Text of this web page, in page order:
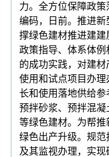
力。全方位保障政
编码，日前。推进
撑绿色建材推进建
政策指导、体系体
的成功实践，对建
使用和试点项目办
长和使用落地供给参
预拌砂浆、预拌混
等绿色建材。为帮
绿色出产升级。规范
及其监视办理，实